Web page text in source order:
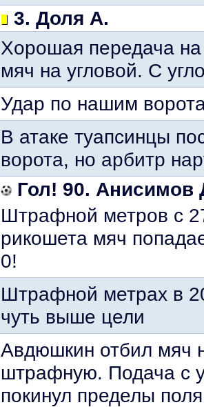
3. Доля А.
Хорошая передача
мяч на угловой. С
Удар по нашим
В атаке туапсинцы
ворота, но арбитр
Гол! 90. Анисимов
Штрафной метров с
рикошета мяч
0!
Штрафной метрах в
чуть выше цели
Авдюшкин отбил мяч
штрафную. Подача с
покинул пределы поля